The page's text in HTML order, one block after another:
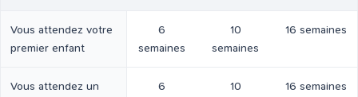
Vous attendez votre
premier enfant
6
semaines
10
semaines
16 semaines
Vous attendez un
6
10
16 semaines